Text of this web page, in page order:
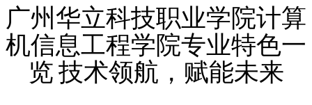
广州华立科技职业学院计算
机信息工程学院专业特色一
览 技术领航，赋能未来